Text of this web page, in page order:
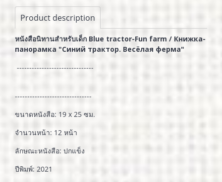
Product description
หนังสือนิทานสำหรับเด็ก Blue tractor-Fun farm / Книжка-
панорамка "Синий трактор. Весёлая ферма"
-------------------------------
-------------------------------
ขนาดหนังสือ: 19 x 25 ซม.
จำนวนหน้า: 12 หน้า
ลักษณะหนังสือ: ปกแข็ง
ปีพิมพ์: 2021